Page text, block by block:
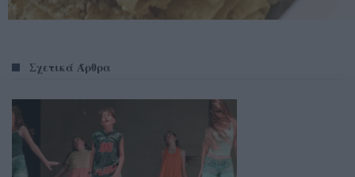
Σχετικά Άρθρα